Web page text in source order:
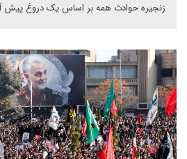
زنجیره حوادث همه بر اساس یک دروغ پیش